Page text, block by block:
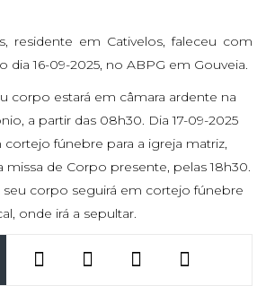
residente em Cativelos, faleceu com
dia 16-09-2025, no ABPG em Gouveia.
corpo estará em câmara ardente na
a partir das 08h30. Dia 17-09-2025
cortejo fúnebre para a igreja matriz,
missa de Corpo presente, pelas 18h30.
corpo seguirá em cortejo fúnebre
onde irá a sepultar.